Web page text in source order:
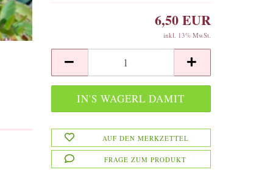
6,50 EUR
inkl. 13% MwSt.
AUF DEN MERKZETTEL
FRAGE ZUM PRODUKT